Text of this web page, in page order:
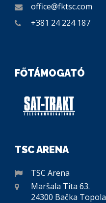
office@fktsc.com
+381 24 224 187
FŐTÁMOGATÓ
TSC ARENA
TSC Arena
Maršala Tita 63.
24300 Bačka Topola